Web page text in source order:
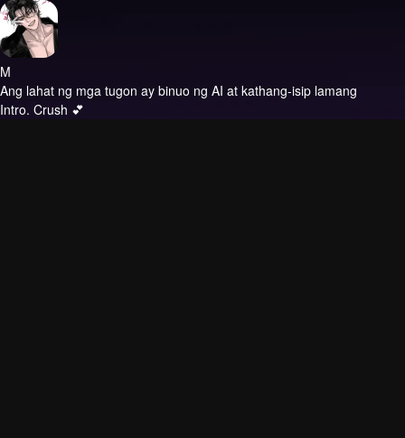
M
Ang lahat ng mga tugon ay binuo ng AI at kathang-isip lamang
Intro. Crush 💕